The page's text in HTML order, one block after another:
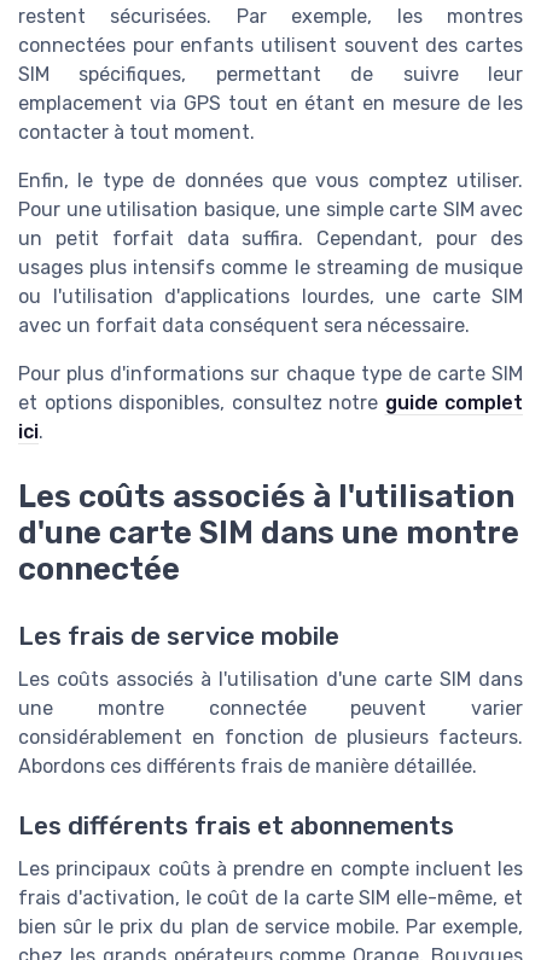
restent sécurisées. Par exemple, les montres
connectées pour enfants utilisent souvent des cartes
SIM spécifiques, permettant de suivre leur
emplacement via GPS tout en étant en mesure de les
contacter à tout moment.
Enfin, le type de données que vous comptez utiliser.
Pour une utilisation basique, une simple carte SIM avec
un petit forfait data suffira. Cependant, pour des
usages plus intensifs comme le streaming de musique
ou l'utilisation d'applications lourdes, une carte SIM
avec un forfait data conséquent sera nécessaire.
Pour plus d'informations sur chaque type de carte SIM
et options disponibles, consultez notre guide complet
ici.
Les coûts associés à l'utilisation
d'une carte SIM dans une montre
connectée
Les frais de service mobile
Les coûts associés à l'utilisation d'une carte SIM dans
une montre connectée peuvent varier
considérablement en fonction de plusieurs facteurs.
Abordons ces différents frais de manière détaillée.
Les différents frais et abonnements
Les principaux coûts à prendre en compte incluent les
frais d'activation, le coût de la carte SIM elle-même, et
bien sûr le prix du plan de service mobile. Par exemple,
chez les grands opérateurs comme Orange, Bouygues